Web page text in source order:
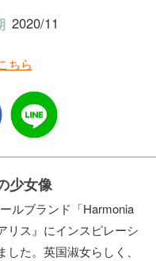
2020/11
ちら
少女像
ルブランド「Harmonia
リス』にインスピレーシ
た。英国淑女らしく、